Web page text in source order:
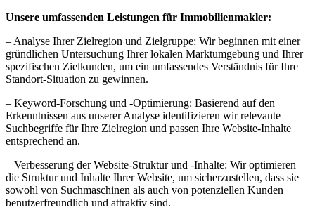
Unsere umfassenden Leistungen für Immobilienmakler:
– Analyse Ihrer Zielregion und Zielgruppe: Wir beginnen mit einer
gründlichen Untersuchung Ihrer lokalen Marktumgebung und Ihrer
spezifischen Zielkunden, um ein umfassendes Verständnis für Ihre
Standort-Situation zu gewinnen.
– Keyword-Forschung und -Optimierung: Basierend auf den
Erkenntnissen aus unserer Analyse identifizieren wir relevante
Suchbegriffe für Ihre Zielregion und passen Ihre Website-Inhalte
entsprechend an.
– Verbesserung der Website-Struktur und -Inhalte: Wir optimieren
die Struktur und Inhalte Ihrer Website, um sicherzustellen, dass sie
sowohl von Suchmaschinen als auch von potenziellen Kunden
benutzerfreundlich und attraktiv sind.